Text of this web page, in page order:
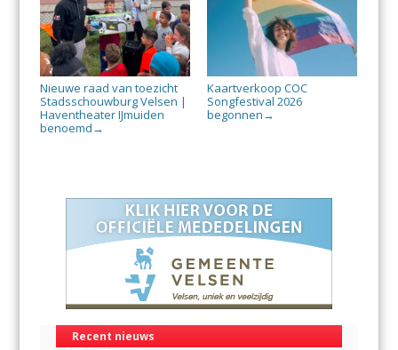
Nieuwe raad van toezicht
Stadsschouwburg Velsen |
Haventheater IJmuiden
benoemd →
Kaartverkoop COC
Songfestival 2026
begonnen →
Recent nieuws